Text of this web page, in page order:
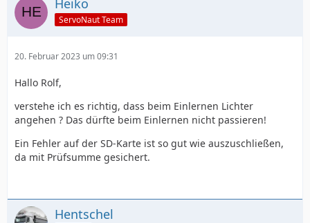
Heiko
ServoNaut Team
20. Februar 2023 um 09:31
Hallo Rolf,
verstehe ich es richtig, dass beim Einlernen Lichter
angehen ? Das dürfte beim Einlernen nicht passieren!
Ein Fehler auf der SD-Karte ist so gut wie auszuschließen,
da mit Prüfsumme gesichert.
Hentschel